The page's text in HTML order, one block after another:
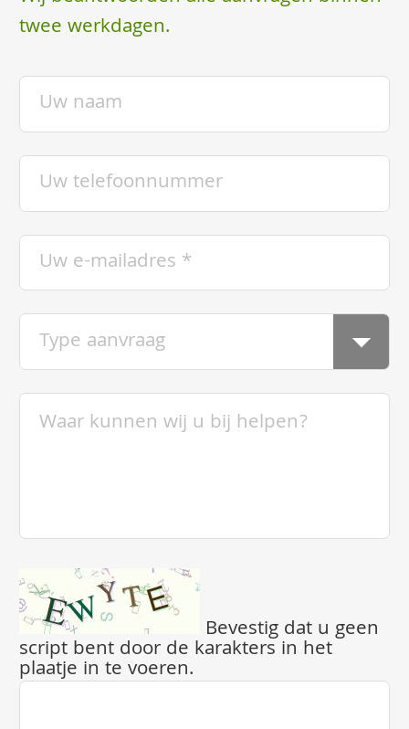
twee werkdagen.
Bevestig dat u geen
script bent door de karakters in het
plaatje in te voeren.